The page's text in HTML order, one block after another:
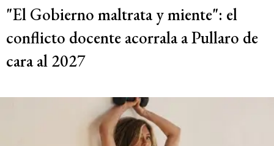
"El Gobierno maltrata y miente": el
conflicto docente acorrala a Pullaro de
cara al 2027